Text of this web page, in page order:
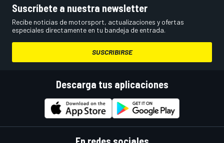
Suscríbete a nuestra newsletter
Recibe noticias de motorsport, actualizaciones y ofertas
especiales directamente en tu bandeja de entrada.
SUSCRIBIRSE
Descarga tus aplicaciones